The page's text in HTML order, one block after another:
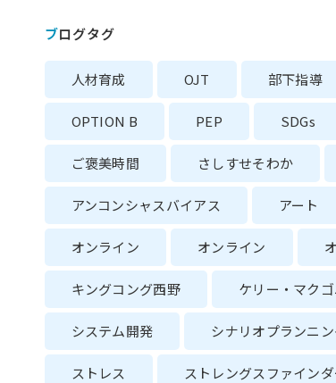
ブログタグ
人材育成 OJT 部下指導
OPTION B PEP SDGs
ご褒美時間 さしすせそわか
アンコンシャスバイアス アート
オンライン オンライン
キングコング西野 ケリー・マク
システム開発 シナリオプランニ
ストレス ストレングスファインダ